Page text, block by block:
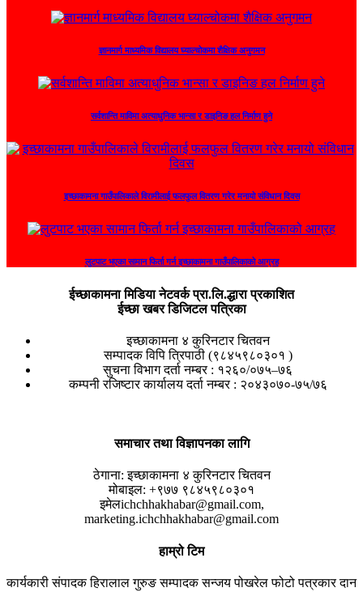
ज्ञानमार्ग माध्यमिक विद्यालय घ्याल्चोकमा शैक्षिक अनुगमन
सर्वशान्ति माविमा अत्याधुनिक भान्सा र डाइनिङ हल निर्माण हुने
इच्छाकामना गाउँपालिकाले विरामीलाई फलफुल वितरण गरेर मनायो संविधान दिवस
लुटपाट भएका सामान फिर्ता गर्न इच्छाकामना गाउँपालिकाको आग्रह
ईच्छाकामना मिडिया नेटवर्क प्रा.लि.द्धारा प्रकाशित
ईच्छा खबर डिजिटल पत्रिका
इच्छाकामना ४ कुरिनटार चितवन
सम्पादक विपि त्रिपाठी (९८४५९८०३०१ )
सुचना विभाग दर्ता नम्बर : १२६०/०७५–७६
कम्पनी रजिष्टार कार्यालय दर्ता नम्बर : २०४३०७०-७५/७६
समाचार तथा विज्ञापनका लागि
ठेगाना: इच्छाकामना ४ कुरिनटार चितवन
मोबाइल: +९७७ ९८४५९८०३०१
इमेलichchhakhabar@gmail.com,
marketing.ichchhakhabar@gmail.com
हाम्रो टिम
कार्यकारी संपादकहिरालाल गुरुङसम्पादकसन्जय पोखरेलफोटो पत्रकारदान